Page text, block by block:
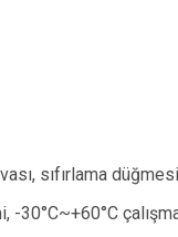
sıfırlama
30°C~+60°C